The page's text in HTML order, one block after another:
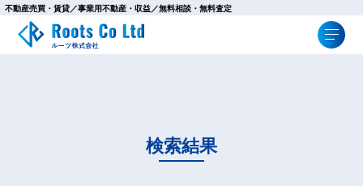
不動産売買・賃貸／事業用不動産・収益／無料相談・無料査定
検索結果